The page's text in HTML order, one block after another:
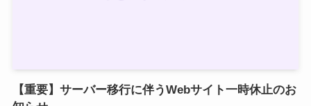
【重要】サーバー移行に伴うWebサイト一時休止のお